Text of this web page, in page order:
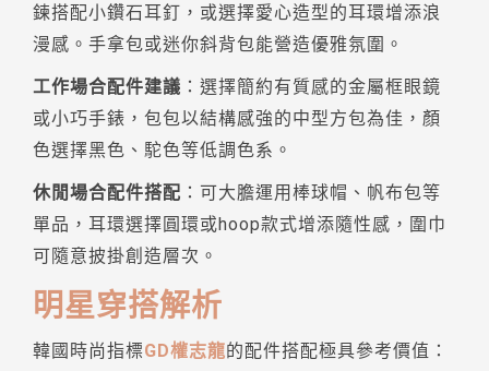
鍊搭配小鑽石耳釘，或選擇愛心造型的耳環增添浪
漫感。手拿包或迷你斜背包能營造優雅氛圍。
工作場合配件建議 ：選擇簡約有質感的金屬框眼鏡
或小巧手錶，包包以結構感強的中型方包為佳，顏
色選擇黑色、駝色等低調色系。
休閒場合配件搭配 ：可大膽運用棒球帽、帆布包等
單品，耳環選擇圓環或hoop款式增添隨性感，圍巾
可隨意披掛創造層次。
明星穿搭解析
韓國時尚指標GD權志龍的配件搭配極具參考價值：